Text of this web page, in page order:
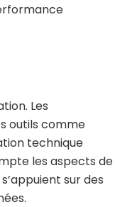
Les
outils comme
technique
les aspects de
sur des